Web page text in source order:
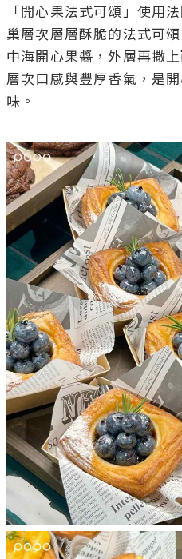
「開心果法式可頌」使用
巢層次層層酥脆的法式可
中海開心果醬，外層再撒
層次口感與豐厚香氣，是
味。